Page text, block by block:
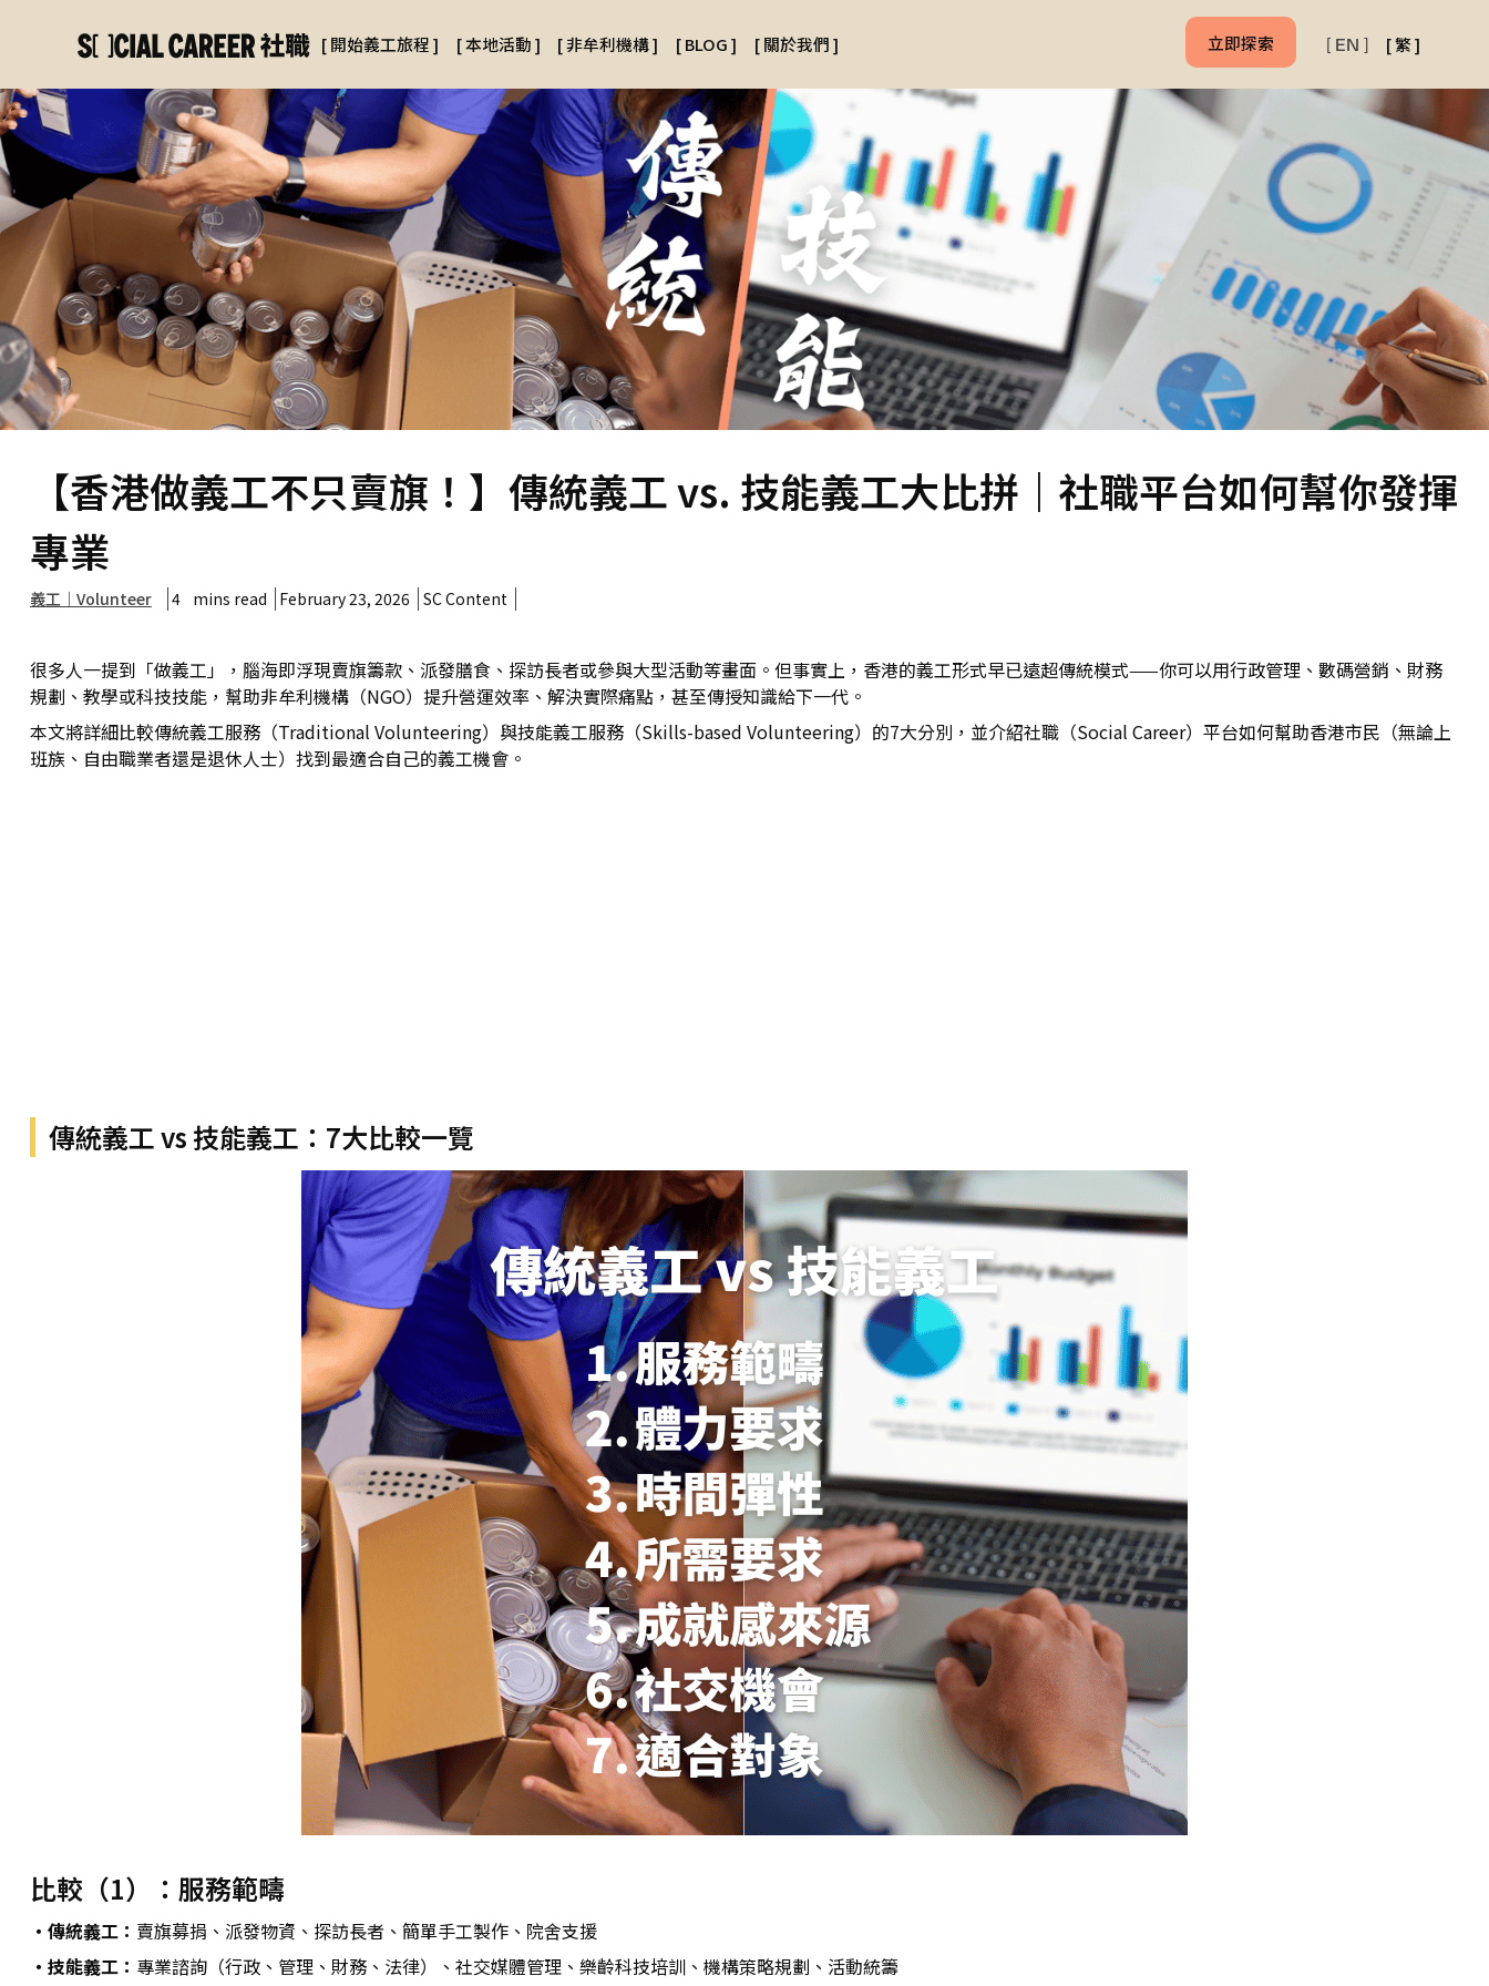
[開始義工旅程] [本地活動] [非牟利機構] [BLOG] [關於我們] 立即探索 [ EN ] [繁]
【香港做義工不只賣旗！】傳統義工 vs. 技能義工大比拼｜社職平台如何幫你發揮
專業
義工｜Volunteer 4 mins read February 23, 2026 SC Content
很多人一提到「做義工」，腦海即浮現賣旗籌款、派發膳食、探訪長者或參與大型活動等畫面。但事實上，香港的義工形式早已遠超傳統模式——你可以用行政管理、數碼營銷、財務
規劃、教學或科技技能，幫助非牟利機構（NGO）提升營運效率、解決實際痛點，甚至傳授知識給下一代。
本文將詳細比較傳統義工服務（Traditional Volunteering）與技能義工服務（Skills-based Volunteering）的7大分別，並介紹社職（Social Career）平台如何幫助香港市民（無論上
班族、自由職業者還是退休人士）找到最適合自己的義工機會。
傳統義工 vs 技能義工：7大比較一覽
比較（1）：服務範疇
・傳統義工： 賣旗募捐、派發物資、探訪長者、簡單手工製作、院舍支援
・技能義工： 專業諮詢（行政、管理、財務、法律）、社交媒體管理、樂齡科技培訓、機構策略規劃、活動統籌